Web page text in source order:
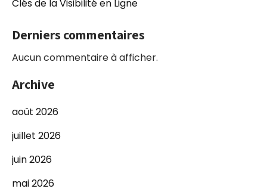
Clés de la Visibilité en Ligne
Derniers commentaires
Aucun commentaire à afficher.
Archive
août 2026
juillet 2026
juin 2026
mai 2026